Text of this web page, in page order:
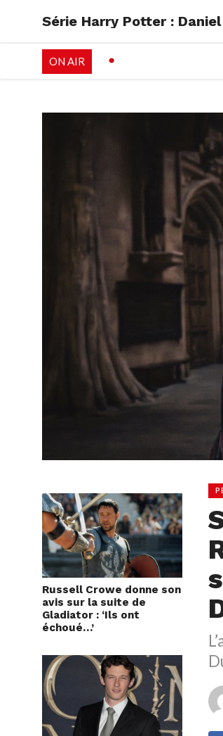
Série Harry Potter :
ON AIR
Russell Crowe donne son
avis sur la suite de
Gladiator : ‘Ils ont
échoué…’